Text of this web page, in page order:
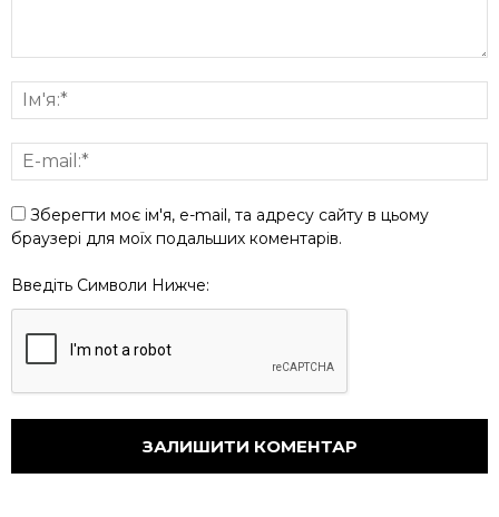
Зберегти моє ім'я, e-mail, та адресу сайту в цьому
браузері для моїх подальших коментарів.
Введіть Символи Нижче: